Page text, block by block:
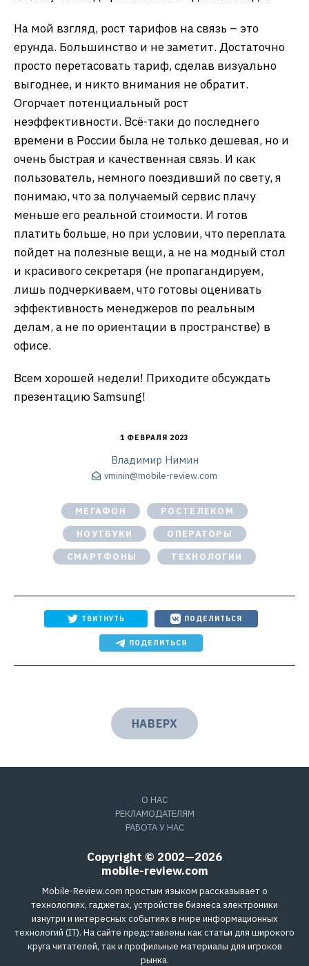
На мой взгляд, рост тарифов на связь – это
ерунда. Большинство и не заметит. Достаточно
просто перетасовать тариф, сделав визуально
выгоднее, и никто внимания не обратит.
Огорчает потенциальный рост
неэффективности. Всё-таки до последнего
времени в России была не только дешевая, но и
очень быстрая и качественная связь. И как
пользователь, немного поездивший по свету, я
понимаю, что за получаемый сервис плачу
меньше его реальной стоимости. И готов
платить больше, но при условии, что переплата
пойдет на полезные вещи, а не на модный стол
и красивого секретаря (не пропагандируем,
лишь подчеркиваем, что готовы оценивать
эффективность менеджеров по реальным
делам, а не по ориентации в пространстве) в
офисе.
Всем хорошей недели! Приходите обсуждать
презентацию Samsung!
1 ФЕВРАЛЯ 2023
Владимир Нимин
vminin@mobile-review.com
МЕГАФОН
РОСТЕЛЕКОМ
НОУТБУКИ
ОПЕРАТОРЫ
СМАРТФОНЫ
ТЕХНОЛОГИИ
ТВИТНУТЬ ПОДЕЛИТЬСЯ
ПОДЕЛИТЬСЯ
НАВЕРХ
О НАС
РЕКЛАМОДАТЕЛЯМ
РАБОТА У НАС
Copyright © 2002—2026
mobile-review.com
Mobile-Review.com простым языком рассказывает о
технологиях, гаджетах, устройстве бизнеса электроники
изнутри и интересных событиях в мире информационных
технологий (IT). На сайте представлены как статьи для широкого
круга читателей, так и профильные материалы для игроков
рынка.